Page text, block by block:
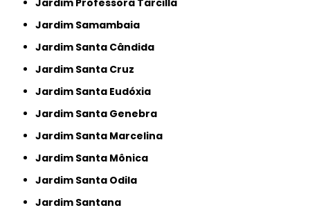
Jardim Samambaia
Jardim Santa Cândida
Jardim Santa Cruz
Jardim Santa Eudóxia
Jardim Santa Genebra
Jardim Santa Marcelina
Jardim Santa Mônica
Jardim Santa Odila
Jardim Santana